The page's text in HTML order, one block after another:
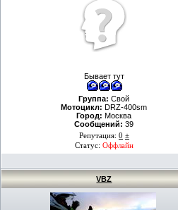
Бывает тут
Группа: Свой
Мотоцикл: DRZ-400sm
Город: Москва
Сообщений: 39
Репутация: 0 ±
Статус: Оффлайн
VBZ